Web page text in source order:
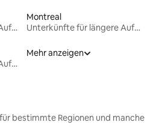
Unterkünfte für längere Aufenthalte
Montreal
Unterkünfte für längere Aufenthalte
Unterkünfte für längere Aufenthalte
Mehr anzeigen
bestimmte Regionen und manche